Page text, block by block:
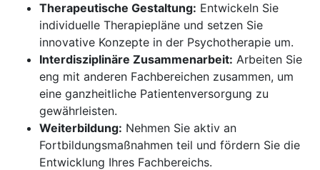
Therapeutische Gestaltung: Entwickeln Sie
individuelle Therapiepläne und setzen Sie
innovative Konzepte in der Psychotherapie um.
Interdisziplinäre Zusammenarbeit: Arbeiten Sie
eng mit anderen Fachbereichen zusammen, um
eine ganzheitliche Patientenversorgung zu
gewährleisten.
Weiterbildung: Nehmen Sie aktiv an
Fortbildungsmaßnahmen teil und fördern Sie die
Entwicklung Ihres Fachbereichs.